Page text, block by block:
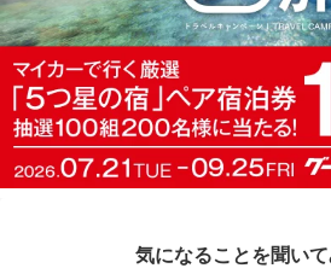
気になることを聞いて